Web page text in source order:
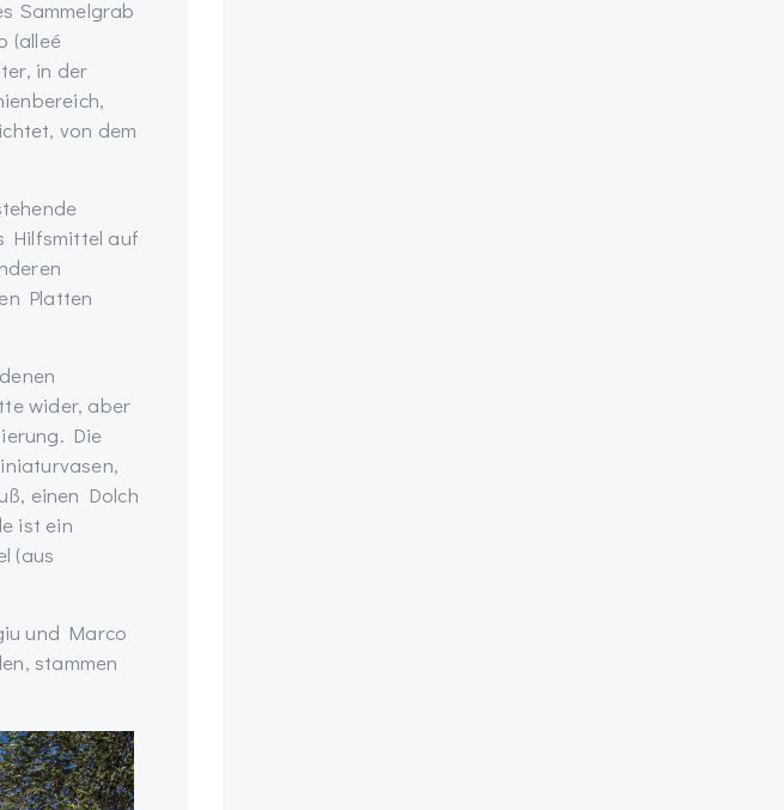
Sammelgrab
(alleé
in der
von dem
Hilfsmittel auf
Platten
wider, aber
Die
einen Dolch
ist ein
(aus
und Marco
stammen